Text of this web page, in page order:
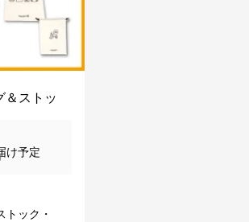
＆ストッ
け予定
ック・